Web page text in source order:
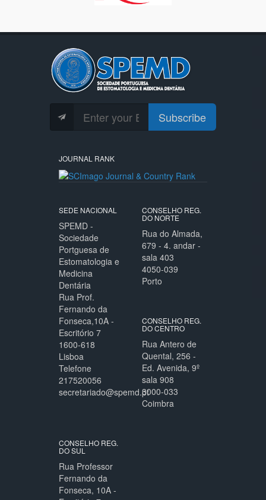
Subscribe
JOURNAL RANK
SEDE NACIONAL
SPEMD -
Sociedade
Portguesa de
Estomatologia e
Medicina
Dentária
Rua Prof.
Fernando da
Fonseca,10A -
Escritório 7
1600-618
Lisboa
Telefone
217520056
secretariado@spemd.pt
CONSELHO REG.
DO NORTE
Rua do Almada,
679 - 4. andar -
sala 403
4050-039
Porto
CONSELHO REG.
DO CENTRO
Rua Antero de
Quental, 256 -
Ed. Avenida, 9º
sala 908
3000-033
Coimbra
CONSELHO REG.
DO SUL
Rua Professor
Fernando da
Fonseca, 10A -